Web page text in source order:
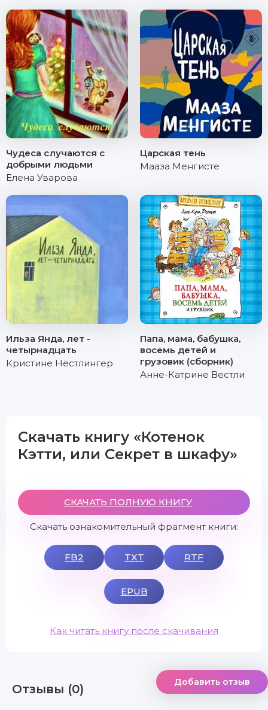
Чудеса случаются с
добрыми людьми
Елена Уварова
Царская тень
Мааза Менгисте
Ильза Янда, лет -
четырнадцать
Кристине Нёстлингер
Папа, мама, бабушка,
восемь детей и
грузовик (сборник)
Анне-Катрине Вестли
Скачать книгу «Котенок
Кэтти, или Секрет в шкафу»
СКАЧАТЬ ПОЛНУЮ КНИГУ
Скачать ознакомительный фрагмент книги:
FB2 TXT RTF
EPUB
Как читать книгу после скачивания
Отзывы (0) Добавить отзыв